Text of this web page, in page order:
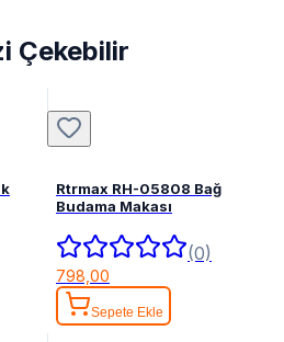
Çekebilir
Rtrmax RH-05808 Bağ
Budama Makası
(0)
798,00
Sepete Ekle